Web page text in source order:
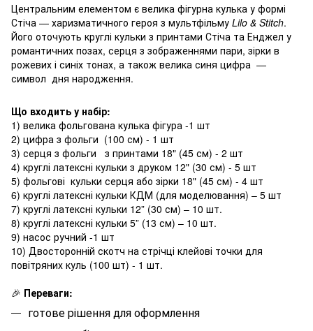
Центральним елементом є велика фігурна кулька у формі
Стіча — харизматичного героя з мультфільму Lilo & Stitch.
Його оточують круглі кульки з принтами Стіча та Енджел у
романтичних позах, серця з зображеннями пари, зірки в
рожевих і синіх тонах, а також велика синя цифра —
символ дня народження.
Що входить у набір:
1) велика фольгована кулька фігура -1 шт
2) цифра з фольги (100 см) - 1 шт
3) серця з фольги з принтами 18" (45 см) - 2 шт
4) круглі латексні кульки з друком 12" (30 см) - 5 шт
5) фольгові кульки серця або зірки 18" (45 см) - 4 шт
6) круглі латексні кульки КДМ (для моделювання) – 5 шт
7) круглі латексні кульки 12” (30 см) – 10 шт.
8) круглі латексні кульки 5” (13 см) – 10 шт.
9) насос ручний -1 шт
10) Двосторонній скотч на стрічці клейові точки для
повітряних куль (100 шт) - 1 шт.
🎉 Переваги:
готове рішення для оформлення